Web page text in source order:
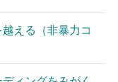
える（非暴力コ